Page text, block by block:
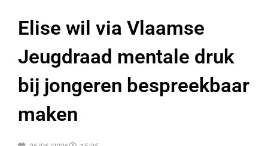
Elise wil via Vlaamse
Jeugdraad mentale druk
bij jongeren bespreekbaar
maken